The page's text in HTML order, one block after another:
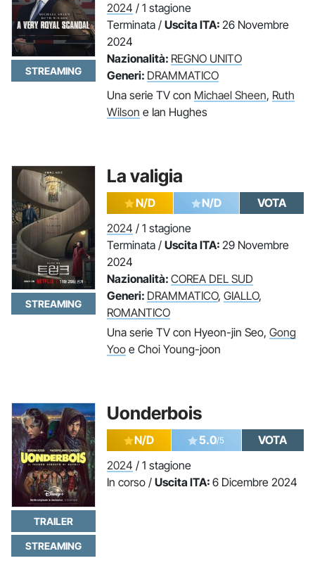
STREAMING
2024 / 1 stagione
Terminata / Uscita ITA: 26 Novembre
2024
Nazionalità: REGNO UNITO
Generi: DRAMMATICO
Una serie TV con Michael Sheen, Ruth
Wilson e Ian Hughes
La valigia
STREAMING
N/D N/D
VOTA
2024 / 1 stagione
Terminata / Uscita ITA: 29 Novembre
2024
Nazionalità: COREA DEL SUD
Generi: DRAMMATICO, GIALLO,
ROMANTICO
Una serie TV con Hyeon-jin Seo, Gong
Yoo e Choi Young-joon
Uonderbois
TRAILER
STREAMING
N/D 5.0/5
VOTA
2024 / 1 stagione
In corso / Uscita ITA: 6 Dicembre 2024